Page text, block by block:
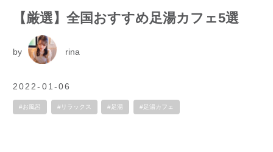
【厳選】全国おすすめ足湯カフェ5選
by rina
2022-01-06
#お風呂 #リラックス #足湯 #足湯カフェ